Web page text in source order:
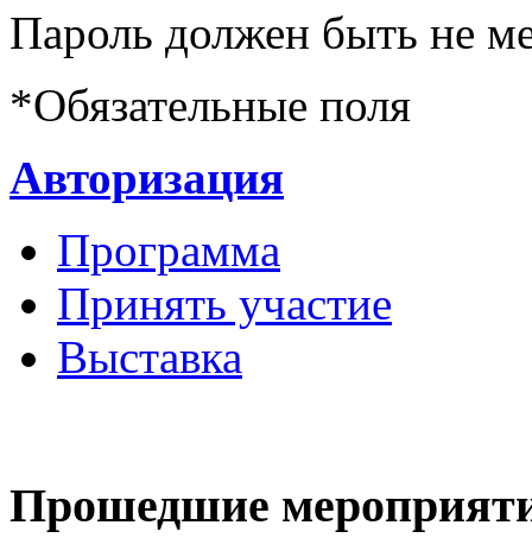
Пароль должен быть не
*Обязательные поля
Авторизация
Программа
Принять участие
Выставка
Прошедшие